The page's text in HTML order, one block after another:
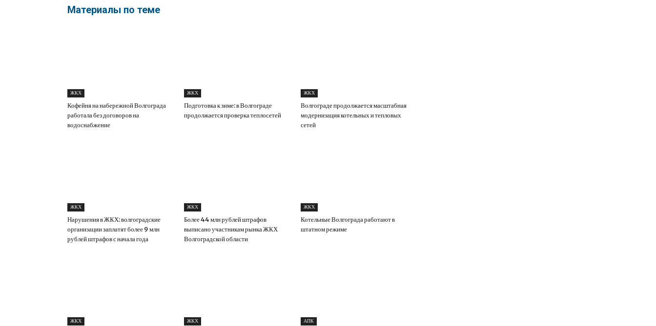
Материалы по теме
ЖКХ
Кофейня на набережной Волгограда
работала без договоров на
водоснабжение
ЖКХ
Подготовка к зиме: в Волгограде
продолжается проверка теплосетей
ЖКХ
Волгограде продолжается масштабная
модернизация котельных и тепловых
сетей
ЖКХ
Нарушения в ЖКХ: волгоградские
организации заплатят более 9 млн
рублей штрафов с начала года
ЖКХ
Более 44 млн рублей штрафов
выписано участникам рынка ЖКХ
Волгоградской области
ЖКХ
Котельные Волгограда работают в
штатном режиме
ЖКХ ЖКХ АПК